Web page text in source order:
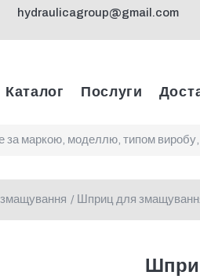
hydraulicagroup@gmail.com
Каталог Послуги
/ Шприц для